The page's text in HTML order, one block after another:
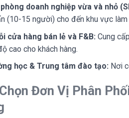
doanh nghiệp vừa và nhỏ
(10-15 người) cho đến khu vực
cửa hàng bán lẻ và F&B: Cung
cao cho khách hàng.
học & Trung tâm đào tạo: Nơi
Đơn Vị Phân